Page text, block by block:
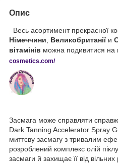
Опис
Весь асортимент прекрасної
Німеччини
Великобританіїи
вітамінів можна подивитися на
cosmetics.com/
Засмага може справляти
Dark Tanning Accelerator Spray
миттєву засмагу з тривалим
розроблений комплекс олій
засмаги й захищає її від